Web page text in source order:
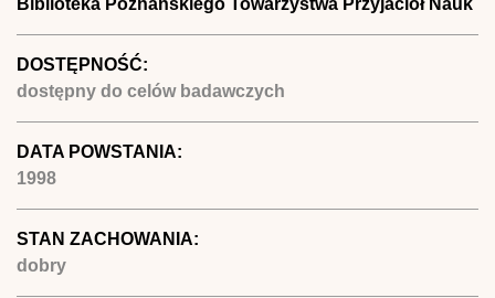
DOSTĘPNOŚĆ:
dostępny do celów badawczych
DATA POWSTANIA:
1998
STAN ZACHOWANIA:
dobry